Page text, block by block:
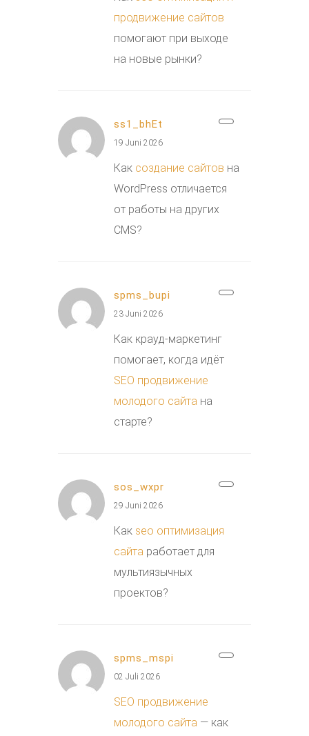
продвижение сайтов
помогают при выходе
на новые рынки?
ss1_bhEt
19 Juni 2026
Как создание сайтов на
WordPress отличается
от работы на других
CMS?
spms_bupi
23 Juni 2026
Как крауд-маркетинг
помогает, когда идёт
SEO продвижение
молодого сайта на
старте?
sos_wxpr
29 Juni 2026
Как seo оптимизация
сайта работает для
мультиязычных
проектов?
spms_mspi
02 Juli 2026
SEO продвижение
молодого сайта — как